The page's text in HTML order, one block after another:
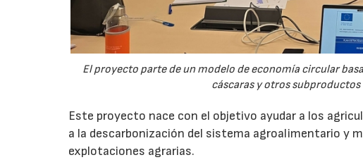
El proyecto parte de un modelo de economía circular
cáscaras y otros
Este proyecto nace con el objetivo ayudar a los
a la descarbonización del sistema agroalimentario y
explotaciones agrarias.